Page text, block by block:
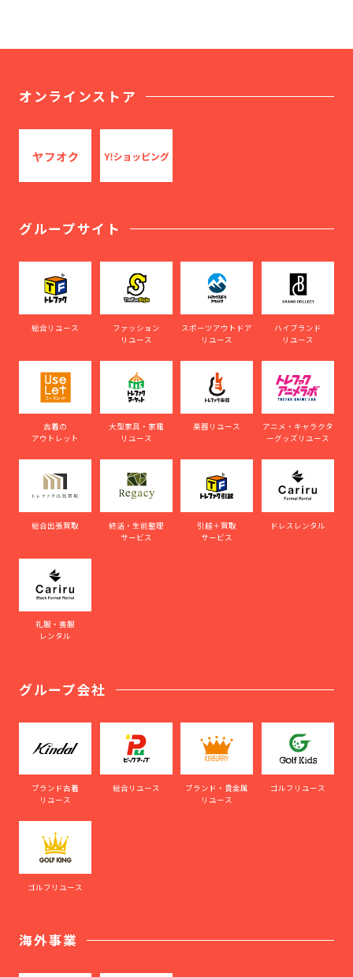
オンラインストア
グループサイト
総合リユース
ファッション
リユース
スポーツアウトドア
リユース
ハイブランド
リユース
古着の
アウトレット
大型家具・家電
リユース
楽器リユース
アニメ・キャラクタ
ーグッズリユース
総合出張買取
終活・生前整理
サービス
引越＋買取
サービス
ドレスレンタル
礼服・喪服
レンタル
グループ会社
ブランド古着
リユース
総合リユース
ブランド・貴金属
リユース
ゴルフリユース
ゴルフリユース
海外事業